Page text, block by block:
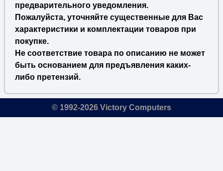
предварительного уведомления.
Пожалуйста, уточняйте существенные для Вас
характеристики и комплектации товаров при
покупке.
Не соответствие товара по описанию не может
быть основанием для предъявления каких-
либо претензий.
© 1992-2026 Victory Computers